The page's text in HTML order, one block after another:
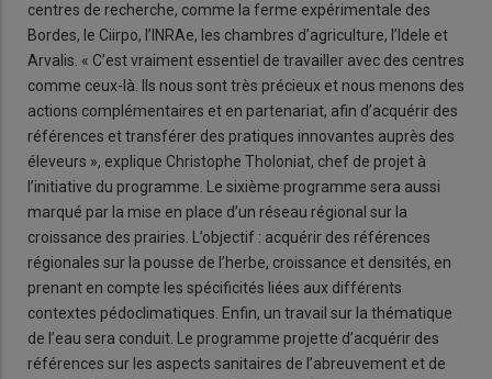
centres de recherche, comme la ferme expérimentale des
Bordes, le Ciirpo, l’INRAe, les chambres d’agriculture, l’Idele et
Arvalis. « C’est vraiment essentiel de travailler avec des centres
comme ceux-là. Ils nous sont très précieux et nous menons des
actions complémentaires et en partenariat, afin d’acquérir des
références et transférer des pratiques innovantes auprès des
éleveurs », explique Christophe Tholoniat, chef de projet à
l’initiative du programme. Le sixième programme sera aussi
marqué par la mise en place d’un réseau régional sur la
croissance des prairies. L’objectif : acquérir des références
régionales sur la pousse de l’herbe, croissance et densités, en
prenant en compte les spécificités liées aux différents
contextes pédoclimatiques. Enfin, un travail sur la thématique
de l’eau sera conduit. Le programme projette d’acquérir des
références sur les aspects sanitaires de l’abreuvement et de